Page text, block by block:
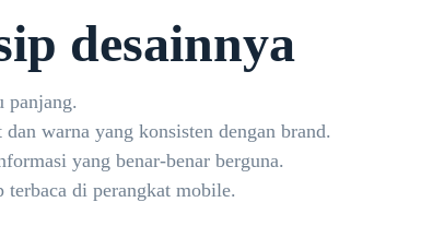
desainnya
panjang.
warna yang konsisten dengan brand.
yang benar-benar berguna.
terbaca di perangkat mobile.